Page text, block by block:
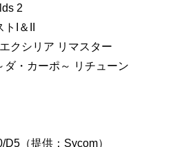
2
I＆II
クシリア リマスター
ダ・カーポ～ リチューン
（提供：Sycom）